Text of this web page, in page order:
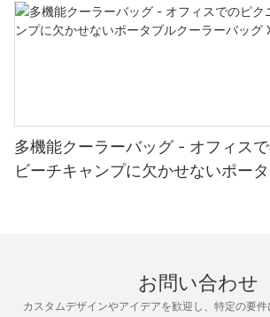
多機能クーラーバッグ - オフィス
ビーチキャンプに欠かせないポー
お問い合わせ
カスタムデザインやアイデアを歓迎し、特定の要